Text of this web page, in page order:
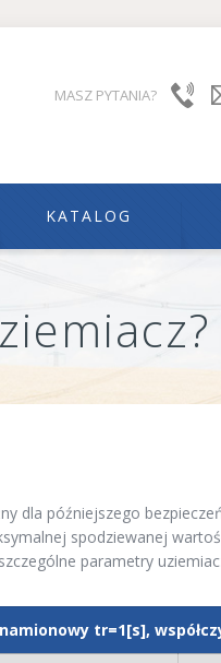
MASZ PYTANIA?
KATALOG
dla późniejszego
spodziewanej
parametry
tr=1[s],